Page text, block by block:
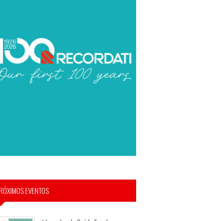
EVENTOS